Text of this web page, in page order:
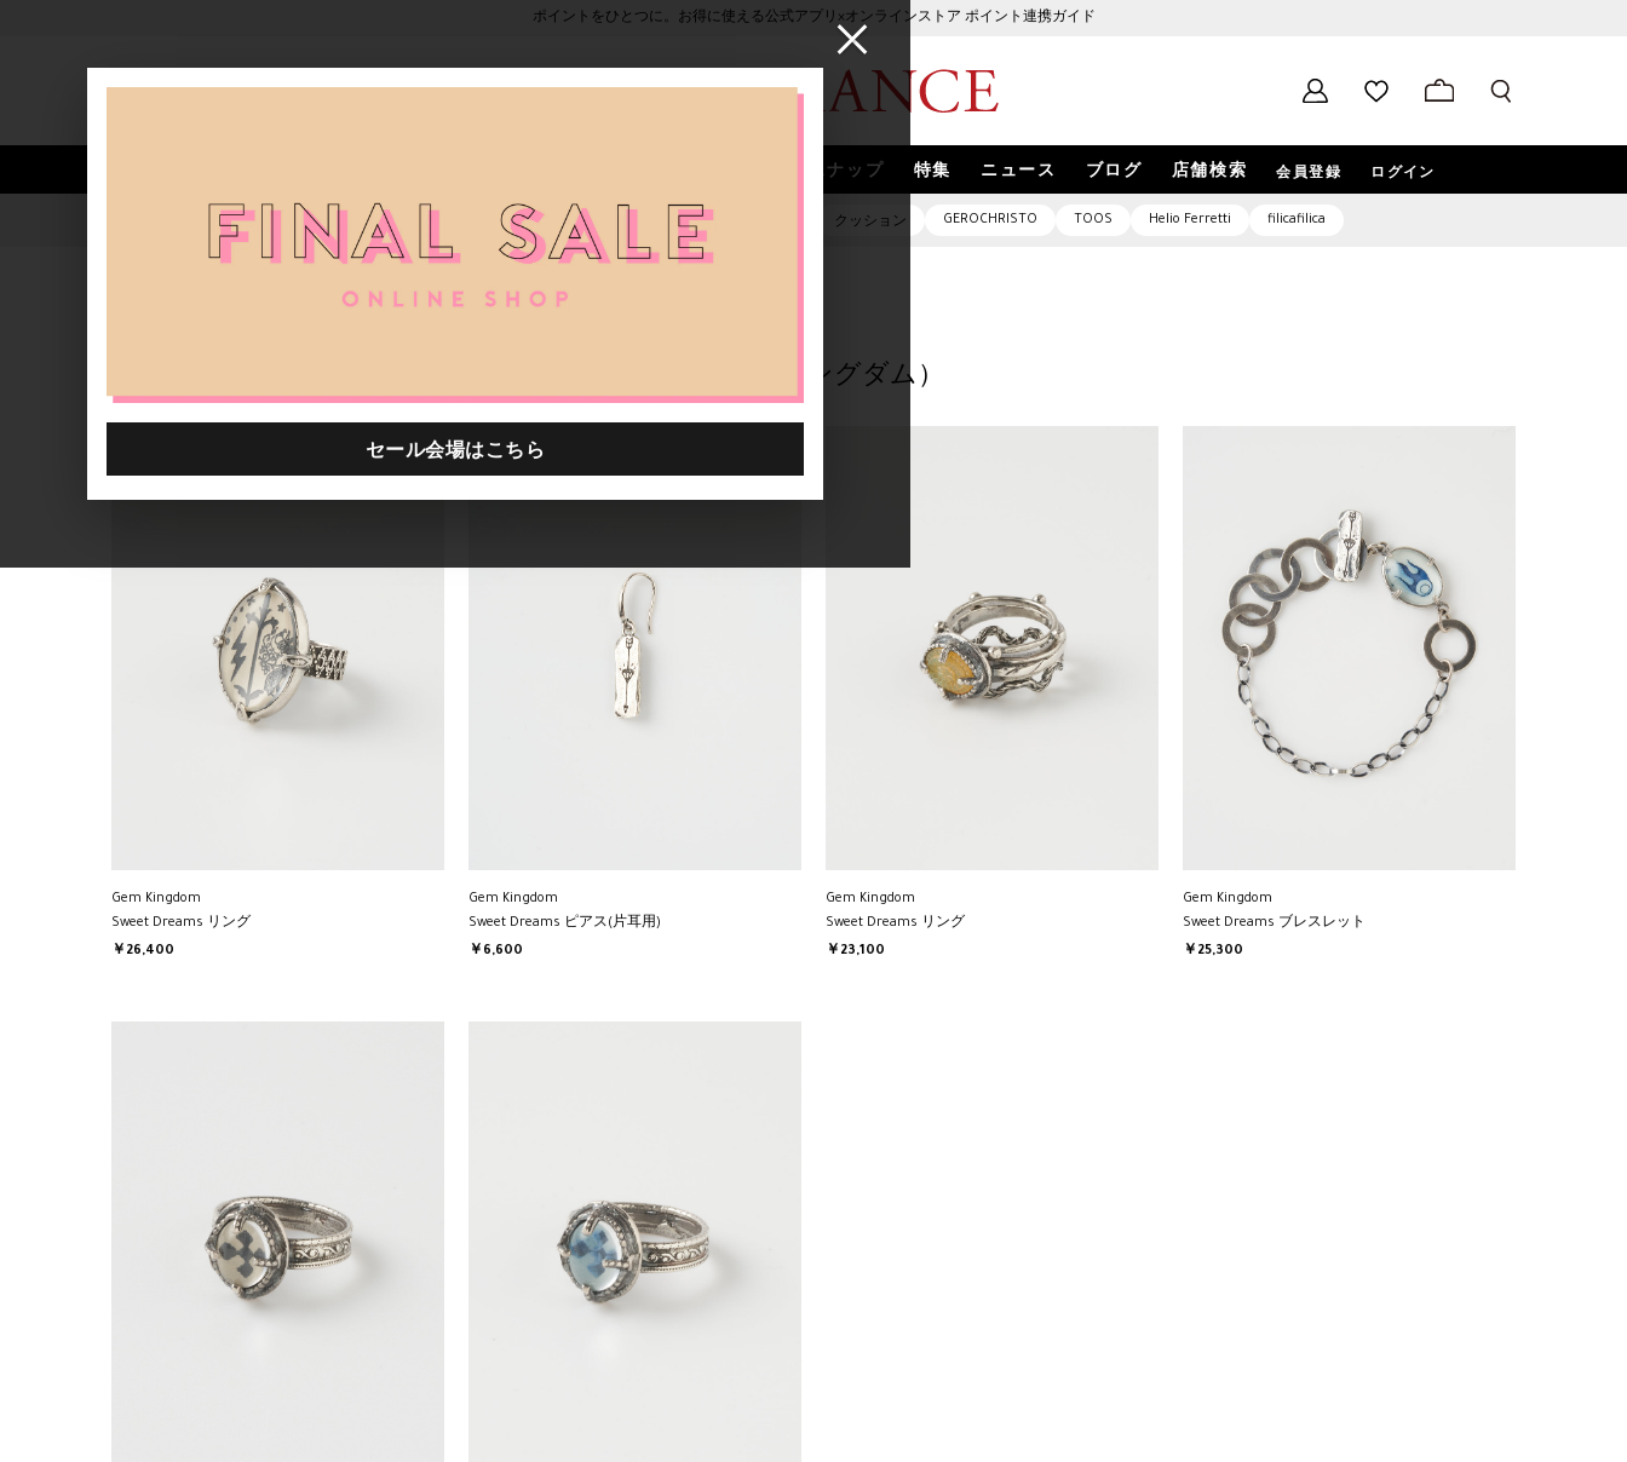
ポイントをひとつに。お得に使える公式アプリ×オンラインストア ポイント連携ガイド
スナップ 特集 ニュース ブログ 店舗検索 会員登録 ログイン
人気ワード セール 40th限定 ピアス バッグ クッション GEROCHRISTO TOOS Helio Ferretti filicafilica
お手元コーデ特集☆二子玉川 GEM KINGDOM（ジェム・キングダム）
Gem Kingdom
Sweet Dreams リング
￥26,400
Gem Kingdom
Sweet Dreams ピアス(片耳用)
￥6,600
Gem Kingdom
Sweet Dreams リング
￥23,100
Gem Kingdom
Sweet Dreams ブレスレット
￥25,300